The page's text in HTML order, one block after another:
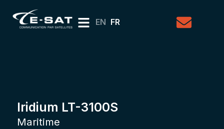
EN FR
Iridium LT-3100S
Maritime